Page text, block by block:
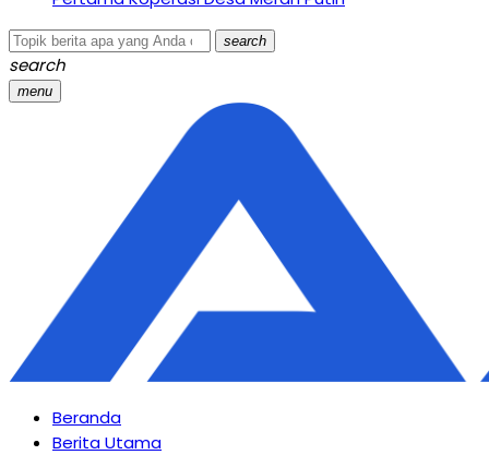
search
search
menu
Beranda
Berita Utama